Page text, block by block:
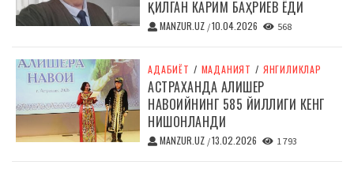
ҚИЛГАН КАРИМ БАҲРИЕВ ЁДИ
MANZUR.UZ /10.04.2026 568
АДАБИЁТ / МАДАНИЯТ / ЯНГИЛИКЛАР
АСТРАХАНДА АЛИШЕР
НАВОИЙНИНГ 585 ЙИЛЛИГИ КЕНГ
НИШОНЛАНДИ
MANZUR.UZ /13.02.2026 1 793